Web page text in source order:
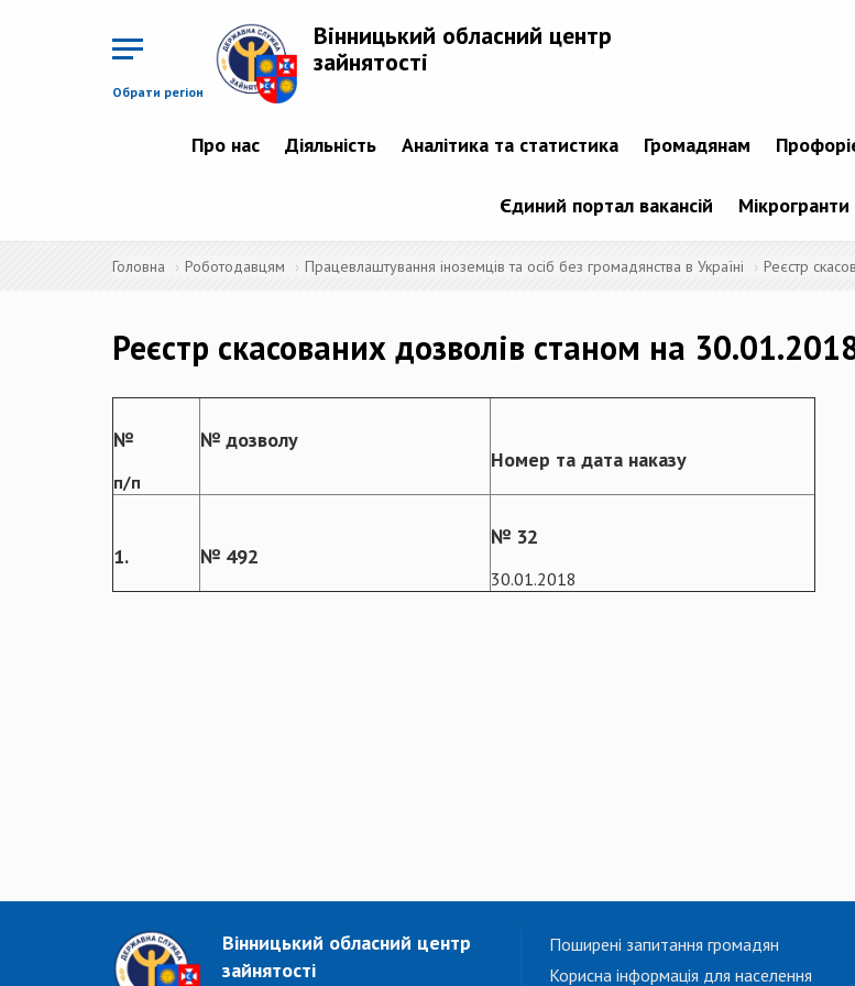
Обрати регіон
Вінницький обласний центр
зайнятості
Про нас Діяльність Аналітика та статистика Громадянам
Єдиний портал вакансій Мікрогранти
Головна Роботодавцям Працевлаштування іноземців та осіб без громадянства в Україні Реєстр
Реєстр скасованих дозволів станом на
№
п/п
№ дозволу
Номер та дата наказу
1. № 492
№ 32
30.01.2018
Вінницький обласний центр
зайнятості
Поширені запитання громадян
Корисна інформація для населення